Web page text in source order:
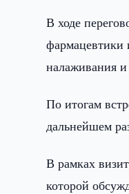
В ходе
фармацевтики
налаживания и
По итогам
дальнейшем
В рамках
которой